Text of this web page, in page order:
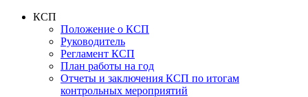
КСП
Положение о КСП
Руководитель
Регламент КСП
План работы на год
Отчеты и заключения КСП по итогам
контрольных мероприятий